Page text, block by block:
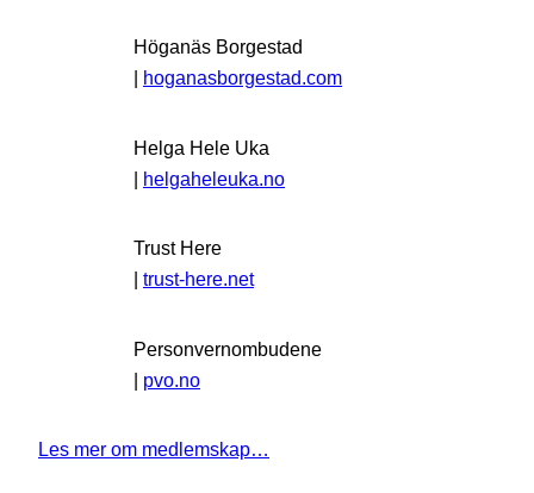
Höganäs Borgestad
| hoganasborgestad.com
Helga Hele Uka
| helgaheleuka.no
Trust Here
| trust-here.net
Personvernombudene
| pvo.no
Les mer om medlemskap…